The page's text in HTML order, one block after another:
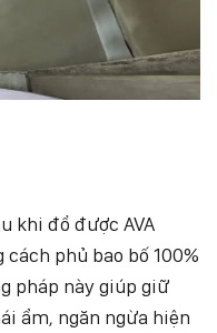
khi đổ được AVA
phủ bao bố 100%
pháp này giúp giữ
ẩm, ngăn ngừa hiện